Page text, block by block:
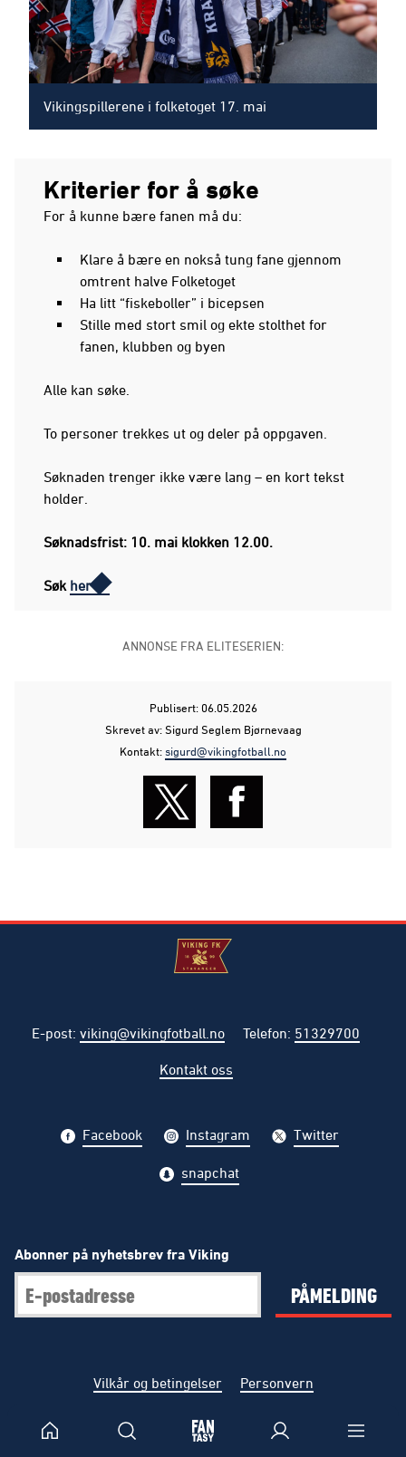
Vikingspillerene i folketoget 17. mai
Kriterier for å søke
For å kunne bære fanen må du:
Klare å bære en nokså tung fane gjennom
omtrent halve Folketoget
Ha litt “fiskeboller” i bicepsen
Stille med stort smil og ekte stolthet for
fanen, klubben og byen
Alle kan søke.
To personer trekkes ut og deler på oppgaven.
Søknaden trenger ikke være lang – en kort tekst
holder.
Søknadsfrist: 10. mai klokken 12.00.
Søk her
ANNONSE FRA ELITESERIEN:
Publisert: 06.05.2026
Skrevet av: Sigurd Seglem Bjørnevaag
Kontakt:sigurd@vikingfotball.no
E-post: viking@vikingfotball.no Telefon: 51329700
Kontakt oss
Facebook Instagram Twitter
snapchat
Abonner på nyhetsbrev fra Viking
PÅMELDING
Vilkår og betingelser Personvern